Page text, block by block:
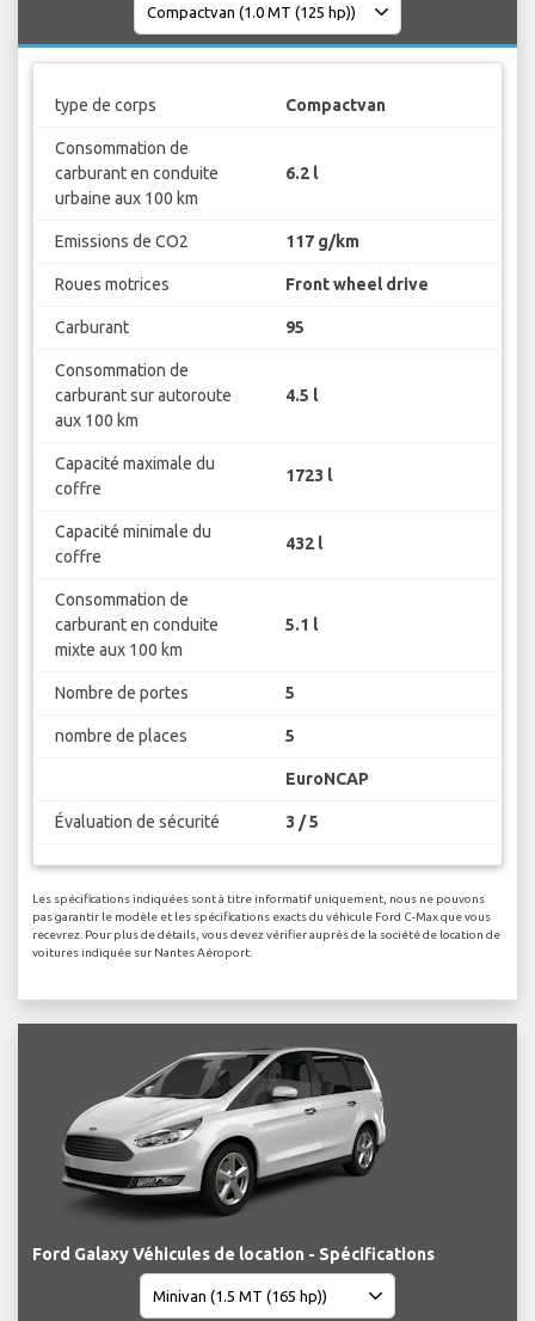
type de corps Compactvan
Consommation de
carburant en conduite
urbaine aux 100 km
6.2 l
Emissions de CO2 117 g/km
Roues motrices Front wheel drive
Carburant 95
Consommation de
carburant sur autoroute
aux 100 km
4.5 l
Capacité maximale du
coffre
1723 l
Capacité minimale du
coffre
432 l
Consommation de
carburant en conduite
mixte aux 100 km
5.1 l
Nombre de portes 5
nombre de places 5
EuroNCAP
Évaluation de sécurité 3 / 5
Les spécifications indiquées sont à titre informatif uniquement, nous ne pouvons
pas garantir le modèle et les spécifications exacts du véhicule Ford C-Max que vous
recevrez. Pour plus de détails, vous devez vérifier auprès de la société de location de
voitures indiquée sur Nantes Aéroport.
Ford Galaxy Véhicules de location - Spécifications